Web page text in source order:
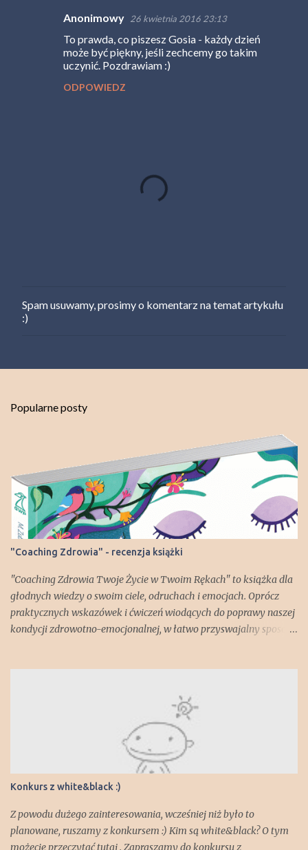
Anonimowy 26 kwietnia 2016 23:13
To prawda, co piszesz Gosia - każdy dzień
może być piękny, jeśli zechcemy go takim
uczynić. Pozdrawiam :)
ODPOWIEDZ
P
r
k
t
a
r
z
Spam usuwamy, prosimy o komentarz na temat artykułu
:)
Popularne posty
"Coaching Zdrowia" - recenzja książki
"Coaching Zdrowia Twoje Życie w Twoim Rękach" to książka dla
głodnych wiedzy o swoim ciele, odruchach i emocjach. Oprócz
praktycznych wskazówek i ćwiczeń wiodących do poprawy naszej
kondycji zdrowotno-emocjonalnej, w łatwo przyswajalny sposób
jest też część "ssaka starszego" - brzmi lepiej, prawda?;) Książka
pokazuje jak wiele czynników, wewnętrznych i zewnętrznych,
wpływa na nasze dobre lub złe samopoczucie i co możemy zrobić,
żeby nasze zdrowie, samoocena czy spojrzenie na świat jak
najlepiej nam służyły. Mamy okazję przejść przez etapy ćwiczeń z
trenerem personalnym i indywidualnie zastanowić się nad
kwestiami dotyczącymi tych sfer życia , które zechcemy
udoskonalić . Poprzez wykonywanie ćwiczeń moż e my stać się
bardziej świadomymi tego, co dzieje się ...
Konkurs z white&black :)
Z powodu dużego zainteresowania, wcześniej niż było to
planowane, ruszamy z konkursem :) Kim są white&black? O tym
możecie przeczytać tutaj . Zapraszamy do konkursu z